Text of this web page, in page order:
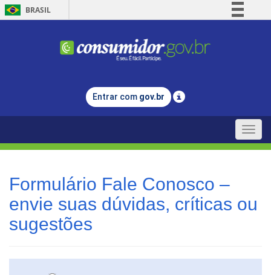
BRASIL
Comunica BR
Legislação
Entrar com gov.br
Toggle
Formulário Fale Conosco –
envie suas dúvidas, críticas ou
sugestões